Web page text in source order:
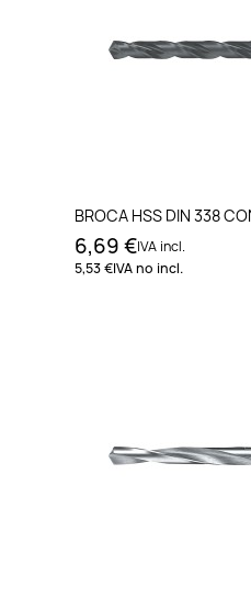
BROCA HSS DIN 338
6,69 €IVA incl.
5,53 €IVA no incl.